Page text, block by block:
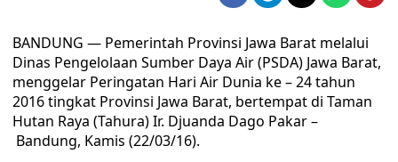
BANDUNG — Pemerintah Provinsi Jawa Barat melalui
Dinas Pengelolaan Sumber Daya Air (PSDA) Jawa Barat,
menggelar Peringatan Hari Air Dunia ke – 24 tahun
2016 tingkat Provinsi Jawa Barat, bertempat di Taman
Hutan Raya (Tahura) Ir. Djuanda Dago Pakar –
Bandung, Kamis (22/03/16).